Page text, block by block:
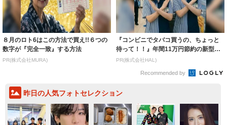
８月のロト6はこの方法で買え!!６つの
数字が『完全一致』する方法
PR(株式会社MURA)
『コンビニでタバコ買うの、ちょっと
待って！！』年間11万円節約の新型タ
バコ
PR(株式会社HAL)
Recommended by
昨日の人気フォトセレクション